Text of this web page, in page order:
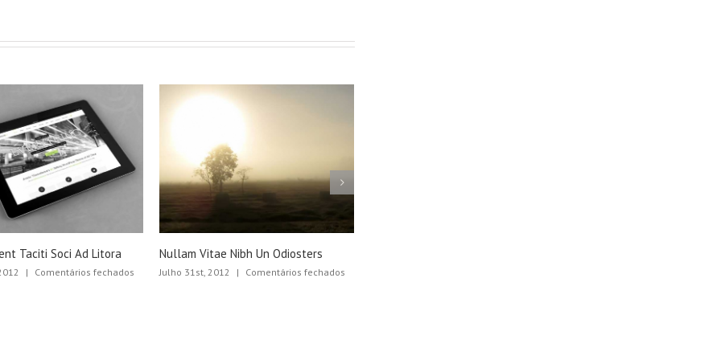
em
Nullam Vitae Nibh Un Odiosters
Julho 31st, 2012 | Comentários fechados
em
Proin Sodales Quam Nec Sollicit
Julho 31st, 2012 | Comentários fechados